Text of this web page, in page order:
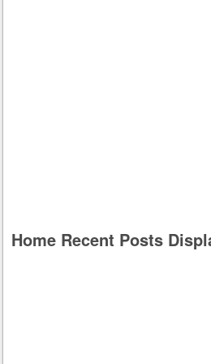
Home Recent Posts